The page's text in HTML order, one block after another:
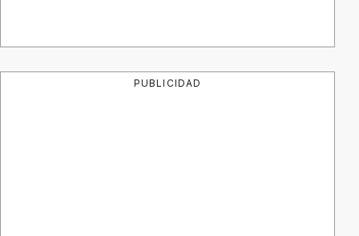
PUBLICIDAD